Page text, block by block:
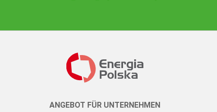
ANGEBOT FÜR UNTERNEHMEN